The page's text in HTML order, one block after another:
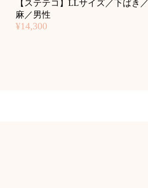
【ステテコ】LLサイズ／下ばき／
麻／男性
¥14,300